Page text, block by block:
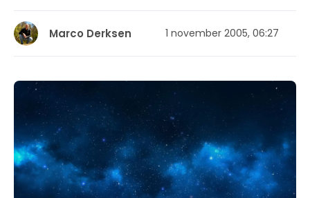
Marco Derksen 1 november 2005, 06:27